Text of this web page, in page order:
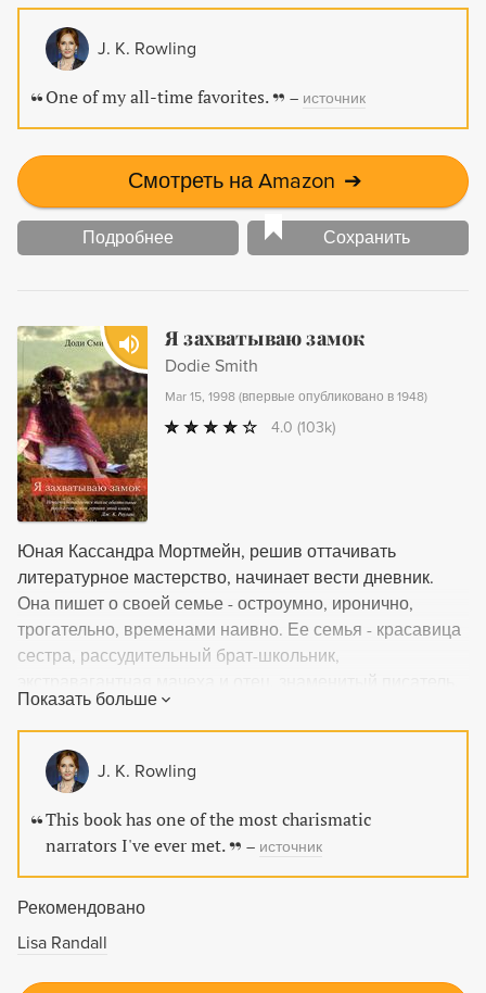
unforgettable journey into the life and masterpieces of one
of the greatest writers of all time.
J. K. Rowling
One of my all-time favorites. – источник
Смотреть на Amazon ➔
Подробнее Сохранить
Я захватываю замок
Dodie Smith
Mar 15, 1998 (впервые опубликовано в 1948)
4.0 (103k)
Юная Кассандра Мортмейн, решив оттачивать
литературное мастерство, начинает вести дневник.
Она пишет о своей семье - остроумно, иронично,
трогательно, временами наивно. Ее семья - красавица
сестра, рассудительный брат-школьник,
автор лишь одного романа, - живет в полуразрушенном
английском замке, взятом в аренду, и с трудом сводит
концы с концами. Запахи трав, таинственный свет
звезд, романтика классических английских пейзажей.
Приезд двух молодых американцев, наследников
соседнего имения, разрушает привычный уклад.
Показать больше
J. K. Rowling
This book has one of the most charismatic
narrators I've ever met.
– источник
Рекомендовано
Lisa Randall